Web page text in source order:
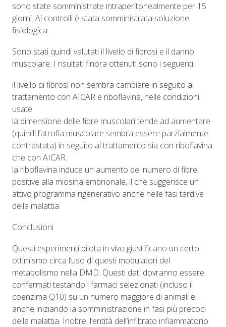
sono state somministrate intraperitonealmente per 15
giorni. Ai controlli è stata somministrata soluzione
fisiologica.
Sono stati quindi valutati il livello di fibrosi e il danno
muscolare. I risultati finora ottenuti sono i seguenti:
il livello di fibrosi non sembra cambiare in seguito al
trattamento con AICAR e riboflavina, nelle condizioni
usate
la dimensione delle fibre muscolari tende ad aumentare
(quindi l’atrofia muscolare sembra essere parzialmente
contrastata) in seguito al trattamento sia con riboflavina
che con AICAR.
la riboflavina induce un aumento del numero di fibre
positive alla miosina embrionale, il che suggerisce un
attivo programma rigenerativo anche nelle fasi tardive
della malattia
Conclusioni
Questi esperimenti pilota in vivo giustificano un certo
ottimismo circa l’uso di questi modulatori del
metabolismo nella DMD. Questi dati dovranno essere
confermati testando i farmaci selezionati (incluso il
coenzima Q10) su un numero maggiore di animali e
anche iniziando la somministrazione in fasi più precoci
della malattia. Inoltre, l’entità dell’infiltrato infiammatorio